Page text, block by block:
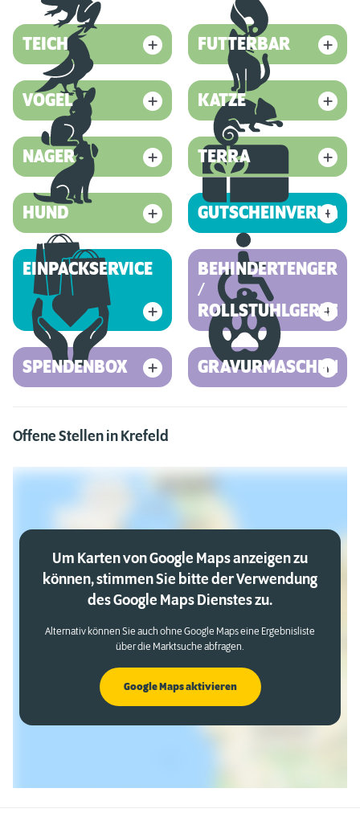
TEICH FUTTERBAR
VOGEL KATZE
NAGER TERRA
HUND GUTSCHEINVERKAUF
EINPACKSERVICE
/
ROLLSTUHLGERECHT
SPENDENBOX GRAVURMASCHINE
Offene Stellen in Krefeld
Um Karten von Google Maps anzeigen zu
können, stimmen Sie bitte der Verwendung
des Google Maps Dienstes zu.
Alternativ können Sie auch ohne Google Maps eine Ergebnisliste
über die Marktsuche abfragen.
Google Maps aktivieren